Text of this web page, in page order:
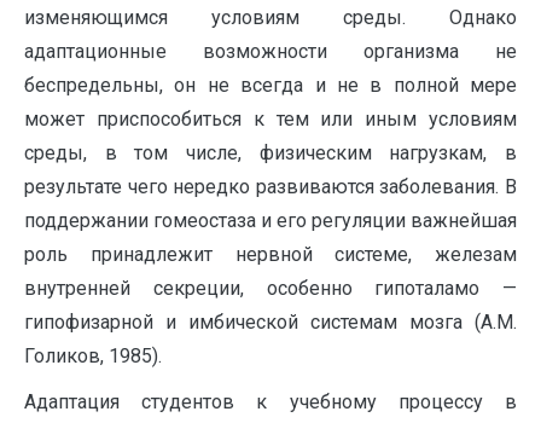
изменяющимся условиям среды. Однако
адаптационные возможности организма не
беспредельны, он не всегда и не в полной мере
может приспособиться к тем или иным условиям
среды, в том числе, физическим нагрузкам, в
результате чего нередко развиваются заболевания. В
поддержании гомеостаза и его регуляции важнейшая
роль принадлежит нервной системе, железам
внутренней секреции, особенно гипоталамо —
гипофизарной и имбической системам мозга (А.М.
Голиков, 1985).
Адаптация студентов к учебному процессу в